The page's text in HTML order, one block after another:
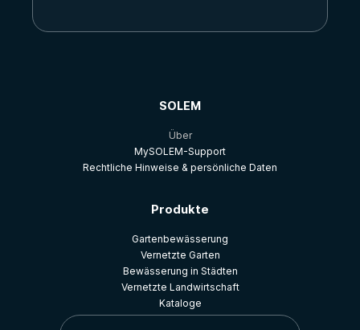
SOLEM
Über
MySOLEM-Support
Rechtliche Hinweise & persönliche Daten
Produkte
Gartenbewässerung
Vernetzte Garten
Bewässerung in Städten
Vernetzte Landwirtschaft
Kataloge